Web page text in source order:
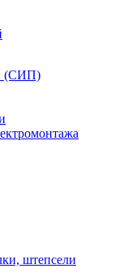
(СИП)
штепсели